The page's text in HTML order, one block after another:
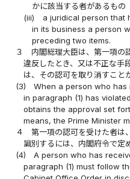
かに該当する者があるもの
(iii)
a juridical person that
in its business a person
preceding two items.
３
内閣総理大臣は、第一項の
違反したとき、又は不正な手
は、その認可を取り消すこと
(3)
When a person who
in paragraph (1) has
obtains the approval set
means, the Prime Minister
４
第一項の認可を受けた者は
識別するには、内閣府令で定
(4)
A person who has
paragraph (1) must follow